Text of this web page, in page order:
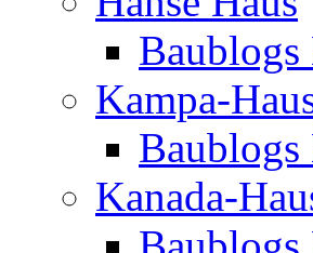
Baublogs
Kampa-
Baublogs
Kanada-